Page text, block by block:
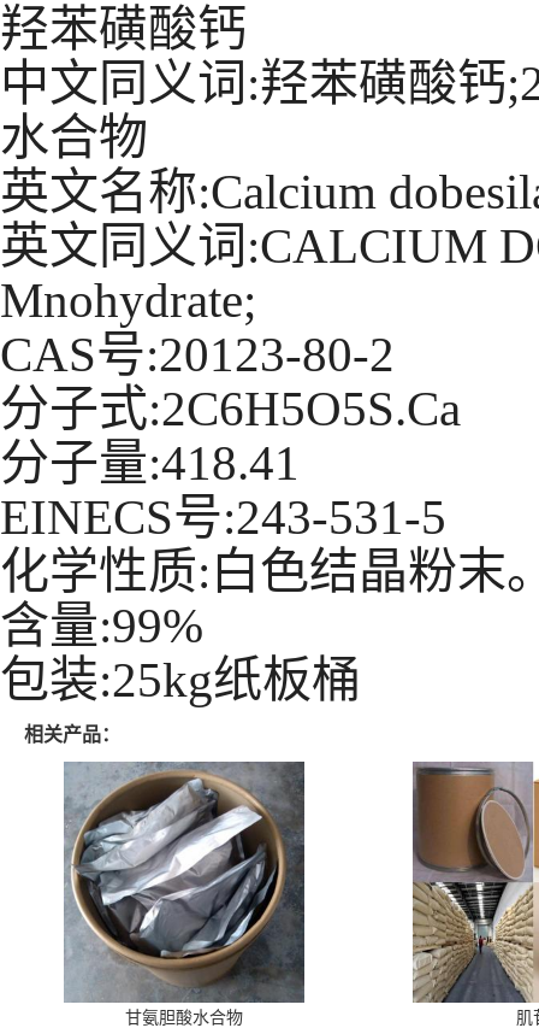
羟苯磺酸钙
中文同义词:羟苯磺酸钙
水合物
英文名称:Calcium
英文同义词:CALCIUM
Mnohydrate;
CAS号:20123-80-2
分子式:2C6H5O5S.Ca
分子量:418.41
EINECS号:243-531-5
化学性质:白色结晶粉末
含量:99%
包装:25kg纸板桶
相关产品：
甘氨胆酸水合物 肌